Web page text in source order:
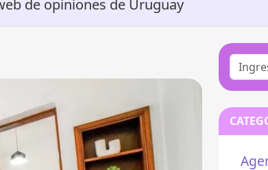
de opiniones de Uruguay